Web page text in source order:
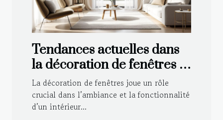
Tendances actuelles dans
la décoration de fenêtres :
Voilages et rideaux
La décoration de fenêtres joue un rôle
crucial dans l’ambiance et la fonctionnalité
d’un intérieur...